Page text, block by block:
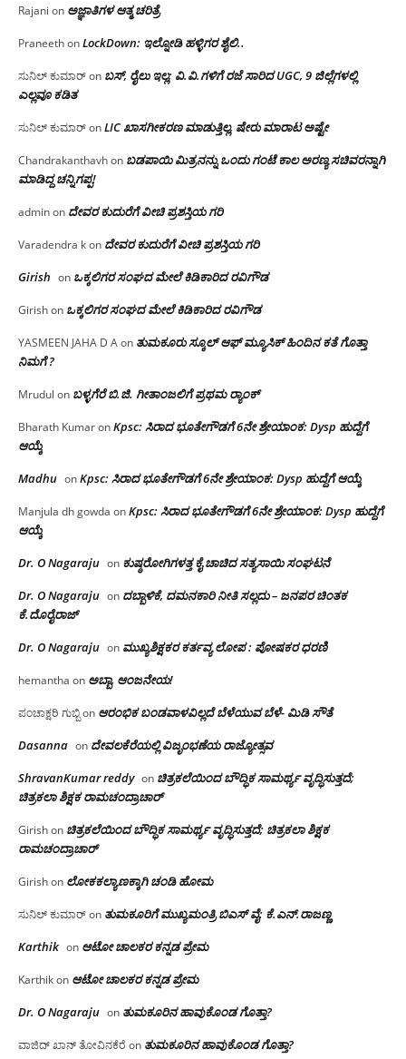
Rajani on ಅಜ್ಞಾತಿಗಳ ಆತ್ಮ ಚರಿತ್ರೆ
PraneethonLockDown: ಇಲ್ನೋಡಿ ಹಳ್ಳಿಗರ ಶೈಲಿ..
ಸುನಿಲ್ ಕುಮಾರ್on ಬಸ್, ರೈಲು ಇಲ್ಲ; ವಿ.ವಿ.ಗಳಿಗೆ ರಜೆ ಸಾರಿದ UGC, 9 ಜಿಲ್ಲೆಗಳಲ್ಲಿ
ಎಲ್ಲವೂ ಕಡಿತ
ಸುನಿಲ್ ಕುಮಾರ್onLIC ಖಾಸಗೀಕರಣ ಮಾಡುತ್ತಿಲ್ಲ, ಷೇರು ಮಾರಾಟ ಅಷ್ಟೇ
Chandrakanthavhon ಬಡಪಾಯಿ ಮಿತ್ರನನ್ನು ಒಂದು ಗಂಟೆ ಕಾಲ ಅರಣ್ಯ ಸಚಿವರನ್ನಾಗಿ
ಮಾಡಿದ್ದ ಚನ್ನಿಗಪ್ಪ!
adminon ದೇವರ ಕುದುರೆಗೆ ವೀಚಿ ಪ್ರಶಸ್ತಿಯ ಗರಿ
Varadendra kon ದೇವರ ಕುದುರೆಗೆ ವೀಚಿ ಪ್ರಶಸ್ತಿಯ ಗರಿ
Girish on ಒಕ್ಕಲಿಗರ ಸಂಘದ ಮೇಲೆ ಕಿಡಿಕಾರಿದ ರವಿಗೌಡ
Girishon ಒಕ್ಕಲಿಗರ ಸಂಘದ ಮೇಲೆ ಕಿಡಿಕಾರಿದ ರವಿಗೌಡ
YASMEEN JAHA D Aon ತುಮಕೂರು ಸ್ಕೂಲ್ ಆಫ್ ಮ್ಯೂಸಿಕ್ ಹಿಂದಿನ ಕತೆ ಗೊತ್ತಾ
ನಿಮಗೆ ?
Mrudul on ಬಳ್ಳಗೆರೆ ಬಿ.ಜಿ. ಗೀತಾಂಜಲಿಗೆ ಪ್ರಥಮ ರ‌್ಯಾಂಕ್
Bharath KumaronKpsc: ಸಿರಾದ ಭೂತೇಗೌಡಗೆ 6ನೇ ಶ್ರೇಯಾಂಕ: Dysp ಹುದ್ದೆಗೆ
ಆಯ್ಕೆ
Madhu onKpsc: ಸಿರಾದ ಭೂತೇಗೌಡಗೆ 6ನೇ ಶ್ರೇಯಾಂಕ: Dysp ಹುದ್ದೆಗೆ ಆಯ್ಕೆ
Manjula dh gowda onKpsc: ಸಿರಾದ ಭೂತೇಗೌಡಗೆ 6ನೇ ಶ್ರೇಯಾಂಕ: Dysp ಹುದ್ದೆಗೆ
ಆಯ್ಕೆ
Dr. O Nagaraju on ಕುಷ್ಠರೋಗಿಗಳತ್ತ ಕೈ ಚಾಚಿದ ಸತ್ಯಸಾಯಿ ಸಂಘಟನೆ
Dr. O Nagaraju on ದಬ್ಬಾಳಿಕೆ, ದಮನಕಾರಿ ನೀತಿ ಸಲ್ಲದು – ಜನಪರ ಚಿಂತಕ
ಕೆ.ದೊರೈರಾಜ್
Dr. O Nagaraju on ಮುಖ್ಯಶಿಕ್ಷಕರ ಕರ್ತವ್ಯ ಲೋಪ : ಪೋಷಕರ ಧರಣಿ
hemantha on ಅಬ್ಬಾ, ಆಂಜನೇಯ!
ಪಂಚಾಕ್ಷರಿ ಗುಬ್ಬಿon ಆರಂಭಿಕ ಬಂಡವಾಳವಿಲ್ಲದೆ ಬೆಳೆಯುವ ಬೆಳೆ- ಮಿಡಿ ಸೌತೆ
Dasanna on ದೇವಲಕೆರೆಯಲ್ಲಿ ವಿಜೃಂಭಣೆಯ ರಾಜ್ಯೋತ್ಸವ
ShravanKumar reddy on ಚಿತ್ರಕಲೆಯಿಂದ ಬೌದ್ಧಿಕ ಸಾಮರ್ಥ್ಯ ವೃದ್ಧಿಸುತ್ತದೆ;
ಚಿತ್ರಕಲಾ ಶಿಕ್ಷಕ ರಾಮಚಂದ್ರಾಚಾರ್
Girishon ಚಿತ್ರಕಲೆಯಿಂದ ಬೌದ್ಧಿಕ ಸಾಮರ್ಥ್ಯ ವೃದ್ಧಿಸುತ್ತದೆ; ಚಿತ್ರಕಲಾ ಶಿಕ್ಷಕ
ರಾಮಚಂದ್ರಾಚಾರ್
Girishon ಲೋಕಕಲ್ಯಾಣಕ್ಕಾಗಿ ಚಂಡಿ ಹೋಮ
ಸುನಿಲ್ ಕುಮಾರ್on ತುಮಕೂರಿಗೆ ಮುಖ್ಯಮಂತ್ರಿ ಬಿಎಸ್ ವೈ: ಕೆ.ಎನ್.ರಾಜಣ್ಣ
Karthik on ಆಟೋ ಚಾಲಕರ ಕನ್ನಡ ಪ್ರೇಮ
Karthikon ಆಟೋ ಚಾಲಕರ ಕನ್ನಡ ಪ್ರೇಮ
Dr. O Nagaraju on ತುಮಕೂರಿನ ಹಾವುಕೊಂಡ ಗೊತ್ತಾ?
ವಾಜಿದ್ ಖಾನ್ ತೋವಿನಕೆರೆ on ತುಮಕೂರಿನ ಹಾವುಕೊಂಡ ಗೊತ್ತಾ?